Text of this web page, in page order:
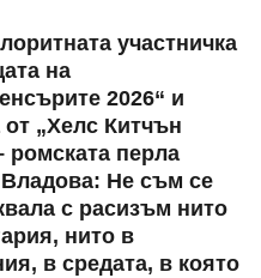
участничка
на
2026“ и
от „Хелс Китчън
ромската перла
Не съм се
с расизъм нито
нито в
в средата, в която